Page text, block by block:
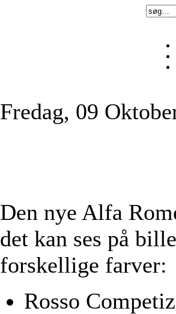
Fredag, 09
Den nye Alfa
det kan ses på
forskellige farver:
Rosso